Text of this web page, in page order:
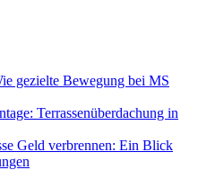
gezielte Bewegung bei MS
Terrassenüberdachung in
Geld verbrennen: Ein Blick